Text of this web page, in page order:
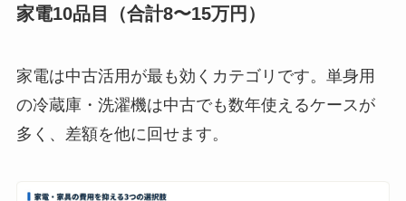
家電10品目（合計8〜15万円）
家電は中古活用が最も効くカテゴリです。単身用
の冷蔵庫・洗濯機は中古でも数年使えるケースが
多く、差額を他に回せます。